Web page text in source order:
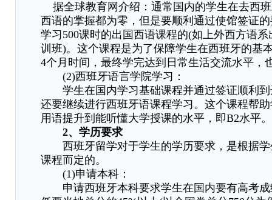
据全球教育网介绍：通常国内的学生在去西
西语的掌握都为零，但是要顺利通过使馆签证
学习500课时的出国西语课程的(如上外西方语
训班)。这个课程是为了保障学生在西班牙的基
4个月时间，最终学完达到日常生活交流水平，
(2)西班牙语言学院学习：
学生在国内学习基础课程并通过签证顺利到
还要继续进行西班牙语课程学习。这个课程帮
用语提升到能听懂大学授课的水平，即B2水平。
2、学历要求
西班牙留学对于学生的学历要求，是根据学
课程而定的。
(1)申请本科：
申请西班牙本科要求学生在国内要有高考成